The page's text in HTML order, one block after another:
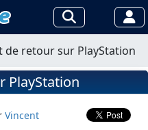
de retour sur PlayStation
PlayStation
Vincent